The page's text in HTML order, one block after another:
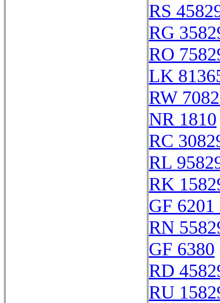
RS
RG
RO
LK
RW
NR 1810
RC
RL
RK
GF
RN
GF 6380
RD
RU